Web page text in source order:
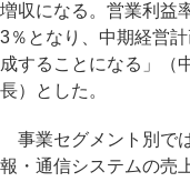
増収になる。営業利益
3％となり、中期経営
成することになる」（
長）とした。
事業セグメント別で
報・通信システムの売